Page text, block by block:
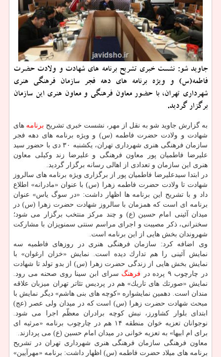
جاوید شو: نشست خبری تشریح برنامه های شهادت و ولادت حضرت
فاطمه(س) و ویژه برنامه های دهه فجر سازمان فرهنگی هنری
شهرداری تهران، با حضور معاون فرهنگی و معاون هنری این سازمان
برگزار گردید.
به گزارش جاوید شو به نقل از مهر، نشست خبری تشریح برنامه های
شهادت و ولادت حضرت فاطمه (س) و ویژه برنامه های دهه فجر
سازمان فرهنگی هنری شهرداری تهران، یكشنبه ۳۰ دی با حضور سید
علیرضا فاطمیان پور معاون فرهنگی و علیرضا زند وكیلی معاون
هنری این سازمان و تعدادی از اهالی رسانه برگزار گردید.
در ابتدا سیدعلیرضا فاطمیان پور از برگزاری ویژه برنامه های سالروز
شهادت تا ولادت حضرت فاطمه زهرا (س) با عنوان «مادرانه» اطلاع
داد و با تشریح این برنامه ها اظهار داشت: «در سوگ یاس» عنوان
برنامه ای است كه همزمان با سالروز شهادت حضرت زهرا (س) در
میدان آئینی امام حسین (ع) و چند مركز منتخب برگزار می شود؛
سخنرانی، ذكر مصیبت و اجرای مراسم سنتی سمنوپزان با مشاركت
شهروندان بخش هایی از این برنامه است.
وی اضافه كرد: سازمان فرهنگی هنری در روزهای فاطمیه سه
نمایش آئینی را هم تدارك دیده است. نمایش «خزان ارغوان» با
نمایش بخش هایی از زندگی حضرت زهرا (س) از بدو تولد تا شهادت
در چارچوب ۹ پرده در
فرهنگ سرای ابن سینا روی صحنه می رود.
نمایش «صورتك های تاریك» هم در پردیس تئاتر تهران میزبان علاقه
مندان است. دهمین نمایشواره «كوچه های بنی هاشم» دیگر نمایش با
مبحث شهادت حضرت زهرا (س) است كه در میدان ولی عصر (عج)
ابتدای بلوار كشاورز، نبش كوچه برادران معظّم اجرا می شود.
نوجوانان تعزیه خوان منطقه ۱۴ هم در چارچوب برنامه «مرثیه ای
برای ام ابیها» به تعزیه خوانی در میدان امام حسین (ع) می پردازند.
معاون فرهنگی سازمان فرهنگی هنری شهرداری تهران در تشریح
برنامه های میلاد حضرت فاطمه (س) اظهار داشت: برنامه «مهرآیین»